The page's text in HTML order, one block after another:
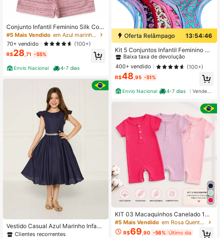
Conjunto Infantil Feminino Silk Cora
ção Tam 2 ao 14 anos
#5 Mais Vendido
em Azul marinho Conjuntos para meninas
70+ vendido
(100+)
R$28 ,71 -55%
Envio Nacional 4-7 dias
Vestido Casual Azul Marinho Infanti
l De Festa 15 Anos Liso
Clientes recorrentes
Oferta Relâmpago
13:54:45
Kit 5 Conjuntos Infantil Feminino Ca
lcinha e Top Estampado Microfibra
4 a 12 anos
#3 Mais Vendido
Baixa taxa de devolução
#3 Mais Vendido
Baixa taxa de devolução
#3 Mais Vendido
Baixa taxa de devolução
#3 Mais Vendido
em Todos Pijamas para meninas
400+ vendido (100+)
R$48 ,95 -51%
Envio Nacional 4-7 dias
KIT 03 Macaquinhos Canelado 10
0% Algodão Manga Curta
#5 Mais Vendido em Rosa Quente Macacões para bebês meninas
R$69 ,90 -56% Último dia